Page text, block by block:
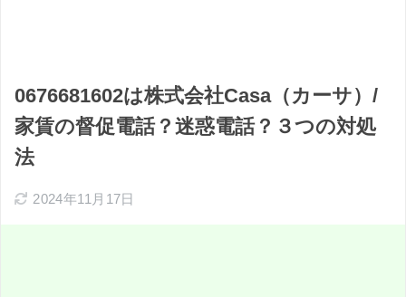
0676681602は株式会社Casa（カーサ）/
家賃の督促電話？迷惑電話？３つの対処
法
2024年11月17日